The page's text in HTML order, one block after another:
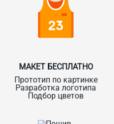
МАКЕТ БЕСПЛАТНО
Прототип по картинке
Разработка логотипа
Подбор цветов